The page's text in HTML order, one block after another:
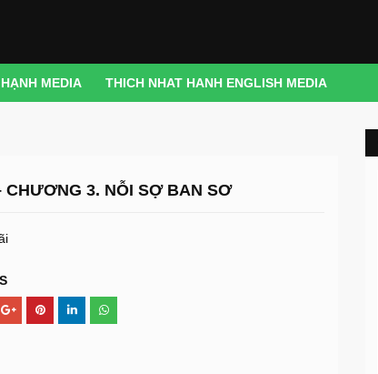
MEDIA THICH NHAT HANH ENGLISH MEDIA
CHƯƠNG 3. NỖI SỢ BAN SƠ